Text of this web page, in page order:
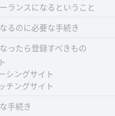
ランスになるということ
るのに必要な手続き
ったら登録すべきもの
シングサイト
チングサイト
手続き